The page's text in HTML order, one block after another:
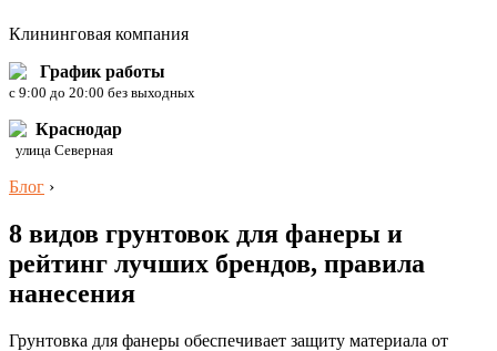
Клининговая компания
График работы
c 9:00 до 20:00 без выходных
Краснодар
улица Северная
Блог ›
8 видов грунтовок для фанеры и
рейтинг лучших брендов, правила
нанесения
Грунтовка для фанеры обеспечивает защиту материала от